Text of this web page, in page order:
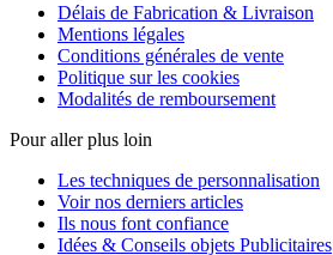
Délais de Fabrication & Livraison
Mentions légales
Conditions générales de vente
Politique sur les cookies
Modalités de remboursement
Pour aller plus loin
Les techniques de personnalisation
Voir nos derniers articles
Ils nous font confiance
Idées & Conseils objets Publicitaires